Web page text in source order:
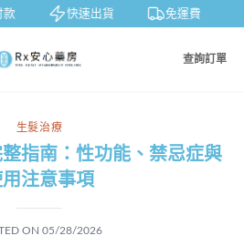
快速出貨 免運費
查詢訂單
生髮治療
指南：性功能、禁忌症與
注意事項
ON 05/28/2026